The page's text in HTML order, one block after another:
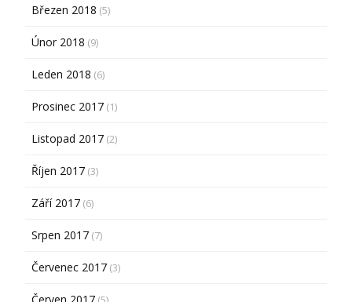
Březen 2018 (5)
Únor 2018 (9)
Leden 2018 (6)
Prosinec 2017 (1)
Listopad 2017 (2)
Říjen 2017 (3)
Září 2017 (6)
Srpen 2017 (7)
Červenec 2017 (3)